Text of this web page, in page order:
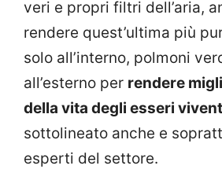
veri e propri filtri dell’aria,
rendere quest’ultima più
solo all’interno, polmoni
all’esterno per rendere
della vita degli esseri
sottolineato anche e
esperti del settore.